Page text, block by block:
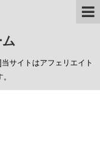
サイトはアフェリエイト